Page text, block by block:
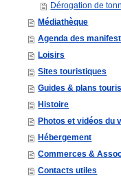
Dérogation de
Médiathèque
Agenda des
Loisirs
Sites touristiques
Guides & plans
Histoire
Photos et vidéos du
Hébergement
Commerces &
Contacts utiles